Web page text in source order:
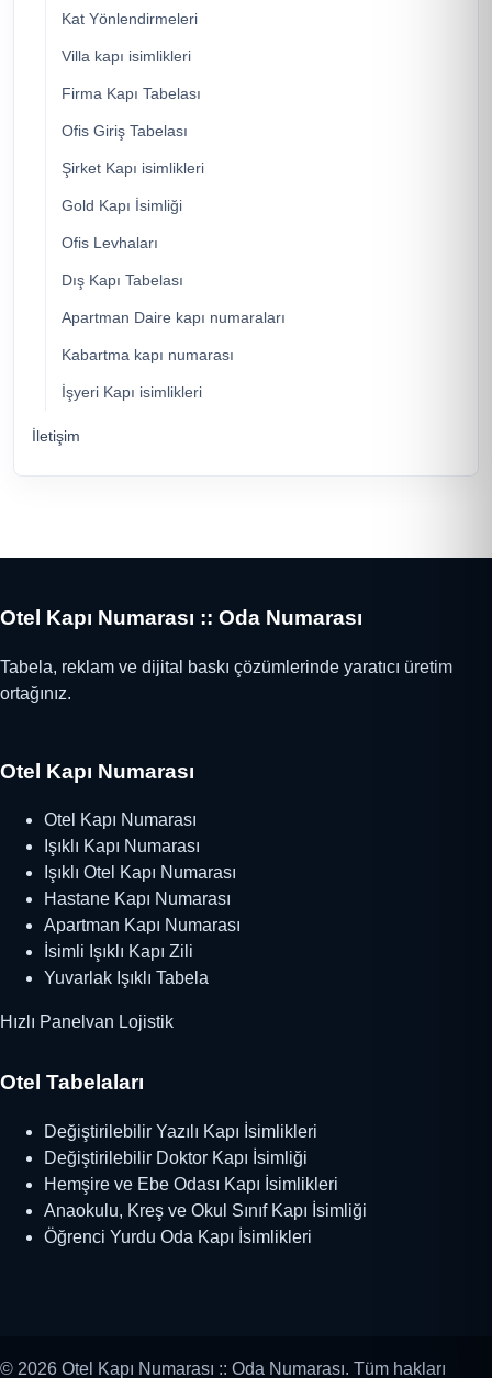
Kat Yönlendirmeleri
Villa kapı isimlikleri
Firma Kapı Tabelası
Ofis Giriş Tabelası
Şirket Kapı isimlikleri
Gold Kapı İsimliği
Ofis Levhaları
Dış Kapı Tabelası
Apartman Daire kapı numaraları
Kabartma kapı numarası
İşyeri Kapı isimlikleri
İletişim
Otel Kapı Numarası :: Oda Numarası
Tabela, reklam ve dijital baskı çözümlerinde yaratıcı üretim
ortağınız.
Otel Kapı Numarası
Otel Kapı Numarası
Işıklı Kapı Numarası
Işıklı Otel Kapı Numarası
Hastane Kapı Numarası
Apartman Kapı Numarası
İsimli Işıklı Kapı Zili
Yuvarlak Işıklı Tabela
Hızlı Panelvan Lojistik
Otel Tabelaları
Değiştirilebilir Yazılı Kapı İsimlikleri
Değiştirilebilir Doktor Kapı İsimliği
Hemşire ve Ebe Odası Kapı İsimlikleri
Anaokulu, Kreş ve Okul Sınıf Kapı İsimliği
Öğrenci Yurdu Oda Kapı İsimlikleri
© 2026 Otel Kapı Numarası :: Oda Numarası. Tüm hakları